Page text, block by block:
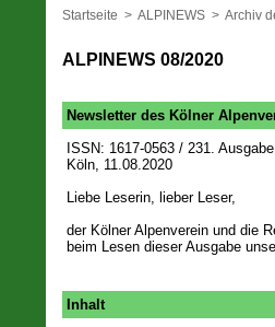
Startseite > ALPINEWS > Archiv
ALPINEWS 08/2020
Newsletter des Kölner
ISSN: 1617-0563 / 231.
Köln, 11.08.2020
Liebe Leserin, lieber Leser,
der Kölner Alpenverein und die
beim Lesen dieser Ausgabe
Inhalt